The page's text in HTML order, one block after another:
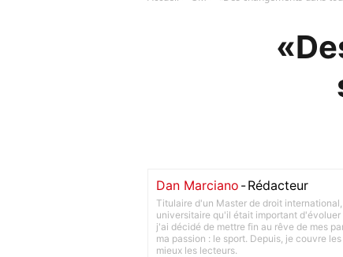
Dan Marciano -Rédacteur
Titulaire d'un Master de droit
universitaire qu'il était important
j'ai décidé de mettre fin au rêve de mes
ma passion : le sport. Depuis, je couvre
mieux les lecteurs.